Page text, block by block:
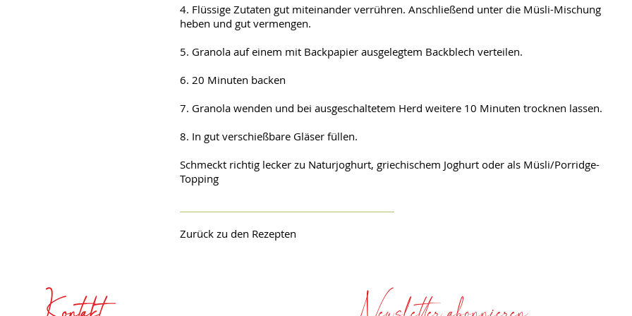
4. Flüssige Zutaten gut miteinander verrühren. Anschließend unter die Müsli-Mischung
heben und gut vermengen.
5. Granola auf einem mit Backpapier ausgelegtem Backblech verteilen.
6. 20 Minuten backen
7. Granola wenden und bei ausgeschaltetem Herd weitere 10 Minuten trocknen lassen.
8. In gut verschießbare Gläser füllen.
Schmeckt richtig lecker zu Naturjoghurt, griechischem Joghurt oder als Müsli/Porridge-
Topping
Zurück zu den Rezepten